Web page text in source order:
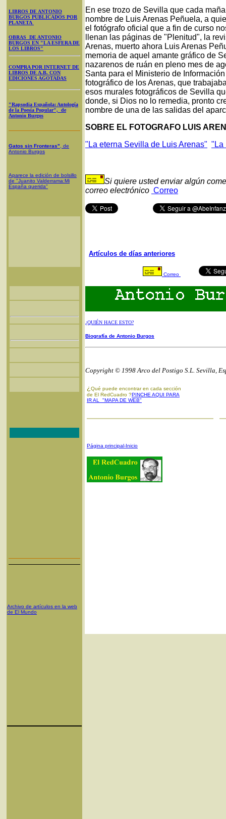
LIBROS DE ANTONIO
BURGOS PUBLICADOS POR
PLANETA
OBRAS DE ANTONIO
BURGOS EN "LA ESFERA DE
LOS LIBROS"
COMPRA POR INTERNET DE
LIBROS DE A.B. CON
EDICIONES AGOTADAS
"Rapsodia Española: Antología
de la Poesía Popular", de
Antonio Burgos
Gatos sin Fronteras" , de
Antonio Burgos
Aparece la edición de bolsillo
de "Juanito Valderrama:Mi
España querida"
Archivo de artículos en la web
de El Mundo
En ese trozo de Sevilla que cada
nombre de Luis Arenas Peñuela, a
el fotógrafo oficial que a fin de curso
llenan las páginas de "Plenitud", la
Arenas, muerto ahora Luis Arenas
memoria de aquel amante gráfico de
nazarenos de ruán en pleno mes de
Santa para el Ministerio de
fotográfico de los Arenas, que
esos murales fotográficos de Sevilla
donde, si Dios no lo remedia, pronto
nombre de una de las salidas del
SOBRE EL FOTOGRAFO LUIS
"La eterna Sevilla de Luis Arenas" "La
Si quiere usted enviar algún
correo electrónico Correo
Artículos de días anteriores
Correo
¿QUIÉN HACE ESTO?
Biografía de Antonio Burgos
Copyright © 1998 Arco del Postigo S.L. Sevilla,
¿ Qué puede encontrar en cada sección
de El RedCuadro ?PINCHE AQUI PARA
IR AL "MAPA DE WEB"
Página principal-Inicio